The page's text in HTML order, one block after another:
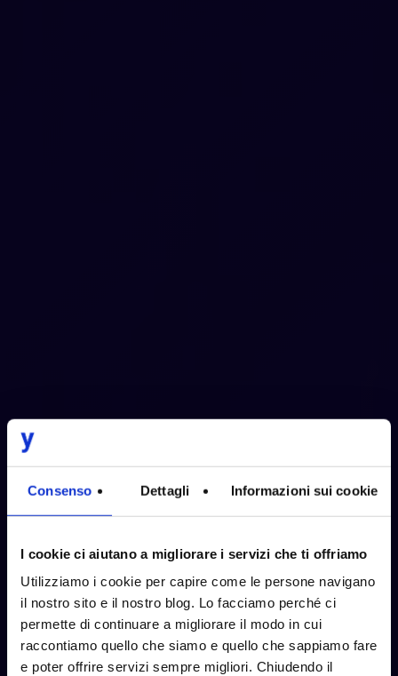
Consenso Dettagli Informazioni sui cookie
I cookie ci aiutano a migliorare i servizi che ti offriamo
Utilizziamo i cookie per capire come le persone navigano
il nostro sito e il nostro blog. Lo facciamo perché ci
permette di continuare a migliorare il modo in cui
raccontiamo quello che siamo e quello che sappiamo fare
e poter offrire servizi sempre migliori. Chiudendo il
Mobile
App
Development
Progettiamo e sviluppiamo app
mobile
performanti e sicure, disegnate per